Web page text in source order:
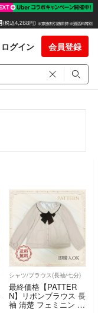
ログイン 会員登録
シャツ/ブラウス(長袖/七分)
最終価格【PATTER
N】リボンブラウス 長
袖 清楚 フェミニン 刺